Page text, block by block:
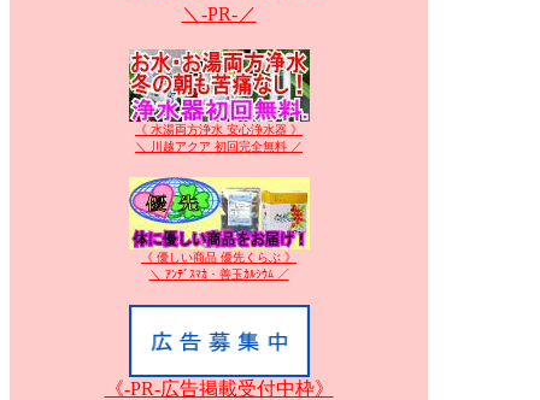
＼-PR-／
《 水湯両方浄水 安心浄水器 》
＼ 川越アクア 初回完全無料 ／
《 優しい商品 優先くらぶ 》
＼ ｱﾝﾃﾞｽﾏｶ・善玉ｶﾙｼｳﾑ ／
《-PR-広告掲載受付中枠》